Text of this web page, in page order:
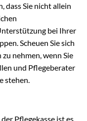
dass Sie nicht allein
bei Ihrer
Scheuen Sie sich
nehmen, wenn Sie
und Pflegeberater
stehen.
Pflegekasse ist es